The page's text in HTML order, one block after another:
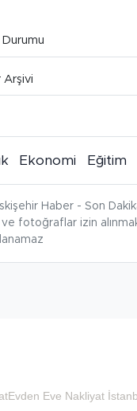
Arşivi
Ekonomi Eğitim
Haber - Son
fotoğraflar izin
Evden Eve Nakliyat